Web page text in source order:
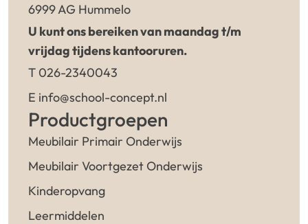
6999 AG Hummelo
U kunt ons bereiken van maandag t/m
vrijdag tijdens kantooruren.
T 026-2340043
E info@school-concept.nl
Productgroepen
Meubilair Primair Onderwijs
Meubilair Voortgezet Onderwijs
Kinderopvang
Leermiddelen